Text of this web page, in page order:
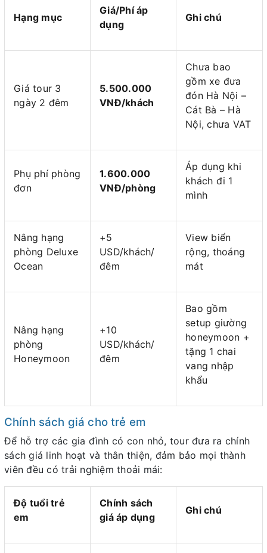
Hạng mục
Giá/Phí áp
dụng
Ghi chú
Giá tour 3
ngày 2 đêm
5.500.000
VNĐ/khách
Chưa bao
gồm xe đưa
đón Hà Nội –
Cát Bà – Hà
Nội, chưa VAT
Phụ phí phòng
đơn
1.600.000
VNĐ/phòng
Áp dụng khi
khách đi 1
mình
Nâng hạng
phòng Deluxe
Ocean
+5
USD/khách/
đêm
View biển
rộng, thoáng
mát
Nâng hạng
phòng
Honeymoon
+10
USD/khách/
đêm
Bao gồm
setup giường
honeymoon +
tặng 1 chai
vang nhập
khẩu
Chính sách giá cho trẻ em
Để hỗ trợ các gia đình có con nhỏ, tour đưa ra chính
sách giá linh hoạt và thân thiện, đảm bảo mọi thành
viên đều có trải nghiệm thoải mái:
Độ tuổi trẻ
em
Chính sách
giá áp dụng
Ghi chú